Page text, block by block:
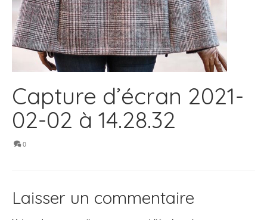
Capture d’écran 2021-
02-02 à 14.28.32
0
Laisser un commentaire